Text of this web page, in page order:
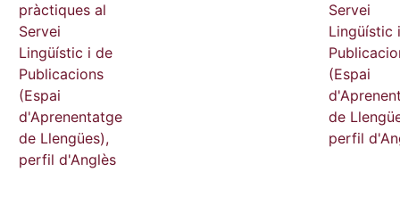
pràctiques al
Servei
Lingüístic i de
Publicacions
(Espai
d'Aprenentatge
de Llengües),
perfil d'Anglès
Servei
Lingüístic
(Espai
de
perfil